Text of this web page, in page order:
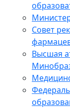
Совет
Высшая